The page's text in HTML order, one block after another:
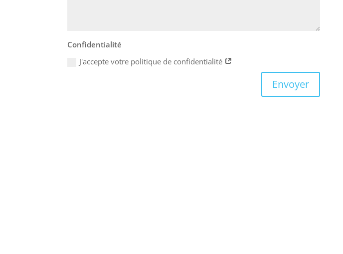
Confidentialité
J'accepte votre politique de confidentialité
Envoyer